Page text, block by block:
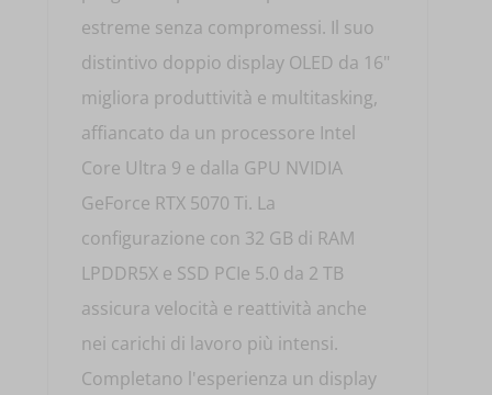
quantità
estreme senza compromessi. Il suo
distintivo doppio display OLED da 16"
migliora produttività e multitasking,
affiancato da un processore Intel
Core Ultra 9 e dalla GPU NVIDIA
GeForce RTX 5070 Ti. La
configurazione con 32 GB di RAM
LPDDR5X e SSD PCIe 5.0 da 2 TB
assicura velocità e reattività anche
nei carichi di lavoro più intensi.
Completano l'esperienza un display